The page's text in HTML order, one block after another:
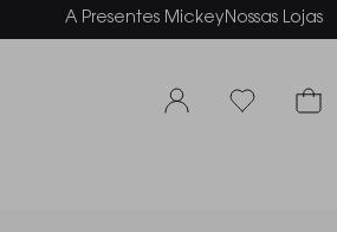
sem jurosA Presentes MickeyNossas Lojas